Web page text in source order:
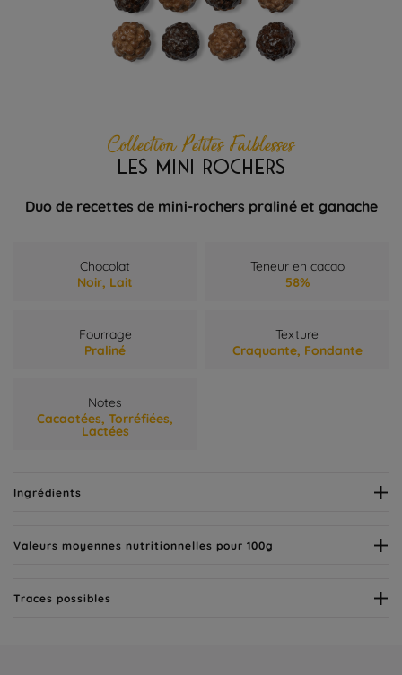
Collection Petites Faiblesses
LES MINI ROCHERS
Duo de recettes de mini-rochers praliné et ganache
Chocolat
Noir, Lait
Teneur en cacao
58%
Fourrage
Praliné
Texture
Craquante, Fondante
Notes
Cacaotées, Torréfiées,
Lactées
Ingrédients
Valeurs moyennes nutritionnelles pour 100g
Traces possibles